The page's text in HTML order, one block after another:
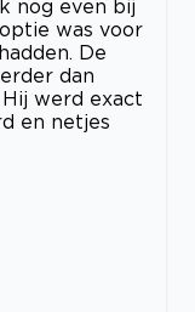
nog even bij
was voor
De
dan
werd exact
en netjes